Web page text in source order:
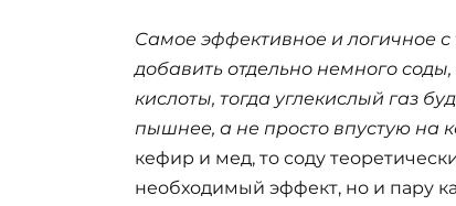
Самое эффективное и логичное с
добавить отдельно немного
кислоты, тогда углекислый газ
пышнее, а не просто впустую на
кефир и мед, то соду
необходимый эффект, но и пару